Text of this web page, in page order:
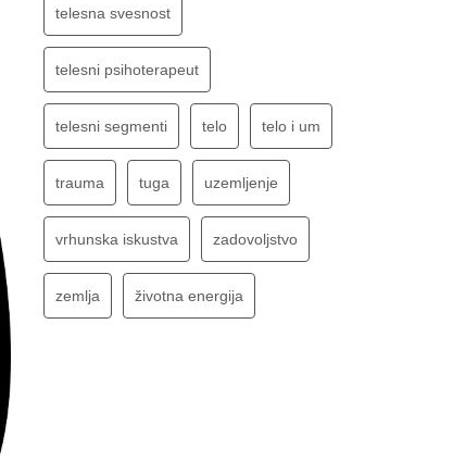
telesna svesnost
telesni psihoterapeut
telesni segmenti telo telo i um
trauma tuga uzemljenje
vrhunska iskustva zadovoljstvo
zemlja životna energija